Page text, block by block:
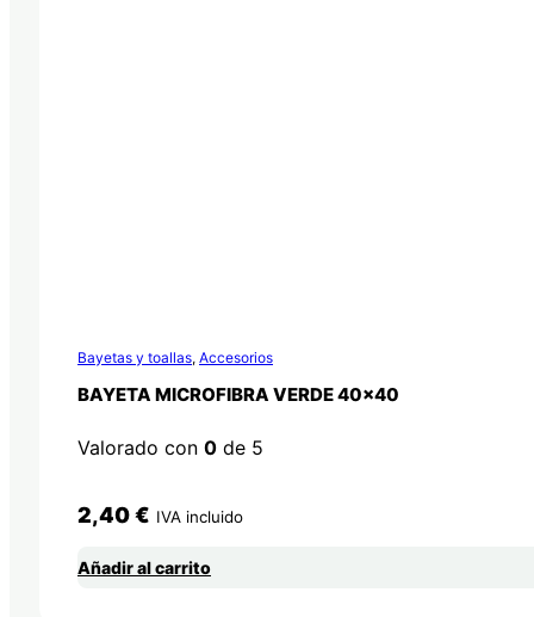
Bayetas y toallas, Accesorios
BAYETA MICROFIBRA VERDE 40×40
Valorado con 0 de 5
2,40€ IVA incluido
Añadir al carrito